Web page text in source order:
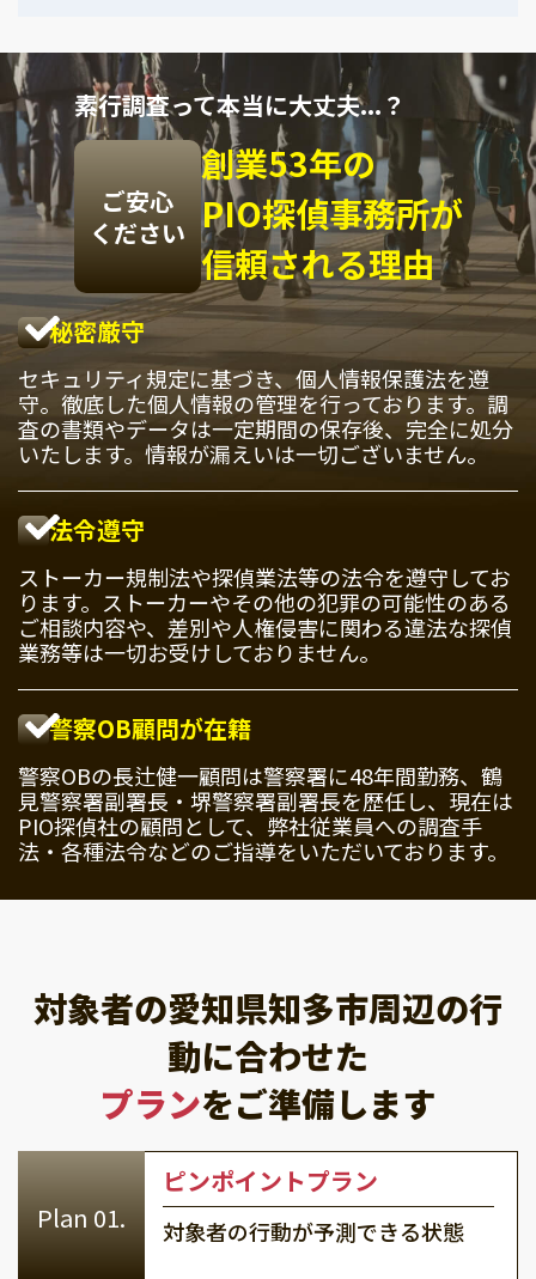
素行調査って本当に大丈夫...？
ご安心
ください
創業53年の
PIO探偵事務所が
信頼される理由
秘密厳守
セキュリティ規定に基づき、個人情報保護法を遵
守。徹底した個人情報の管理を行っております。調
査の書類やデータは一定期間の保存後、完全に処分
いたします。情報が漏えいは一切ございません。
法令遵守
ストーカー規制法や探偵業法等の法令を遵守してお
ります。ストーカーやその他の犯罪の可能性のある
ご相談内容や、差別や人権侵害に関わる違法な探偵
業務等は一切お受けしておりません。
警察OB顧問が在籍
警察OBの長辻健一顧問は警察署に48年間勤務、鶴
見警察署副署長・堺警察署副署長を歴任し、現在は
PIO探偵社の顧問として、弊社従業員への調査手
法・各種法令などのご指導をいただいております。
対象者の愛知県知多市周辺の行
動に合わせた
プランをご準備します
ピンポイントプラン
対象者の行動が予測できる状態